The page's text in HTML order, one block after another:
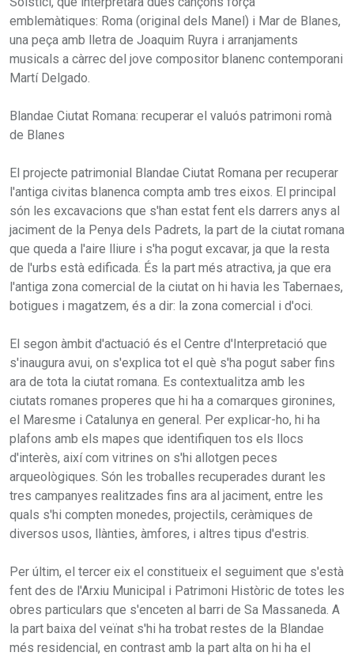
emblemàtiques: Roma (original dels Manel) i Mar de Blanes,
una peça amb lletra de Joaquim Ruyra i arranjaments
musicals a càrrec del jove compositor blanenc contemporani
Martí Delgado.
Blandae Ciutat Romana: recuperar el valuós patrimoni romà
de Blanes
El projecte patrimonial Blandae Ciutat Romana per recuperar
l'antiga civitas blanenca compta amb tres eixos. El principal
són les excavacions que s'han estat fent els darrers anys al
jaciment de la Penya dels Padrets, la part de la ciutat romana
que queda a l'aire lliure i s'ha pogut excavar, ja que la resta
de l'urbs està edificada. És la part més atractiva, ja que era
l'antiga zona comercial de la ciutat on hi havia les Tabernaes,
botigues i magatzem, és a dir: la zona comercial i d'oci.
El segon àmbit d'actuació és el Centre d'Interpretació que
s'inaugura avui, on s'explica tot el què s'ha pogut saber fins
ara de tota la ciutat romana. Es contextualitza amb les
ciutats romanes properes que hi ha a comarques gironines,
el Maresme i Catalunya en general. Per explicar-ho, hi ha
plafons amb els mapes que identifiquen tos els llocs
d'interès, així com vitrines on s'hi allotgen peces
arqueològiques. Són les troballes recuperades durant les
tres campanyes realitzades fins ara al jaciment, entre les
quals s'hi compten monedes, projectils, ceràmiques de
diversos usos, llànties, àmfores, i altres tipus d'estris.
Per últim, el tercer eix el constitueix el seguiment que s'està
fent des de l'Arxiu Municipal i Patrimoni Històric de totes les
obres particulars que s'enceten al barri de Sa Massaneda. A
la part baixa del veïnat s'hi ha trobat restes de la Blandae
més residencial, en contrast amb la part alta on hi ha el